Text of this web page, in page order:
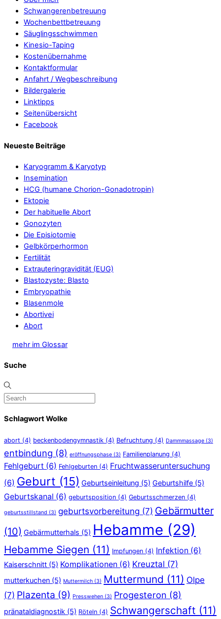
Schwangerenbetreuung
Wochenbettbetreuung
Säuglingsschwimmen
Kinesio-Taping
Kostenübernahme
Kontaktformular
Anfahrt / Wegbeschreibung
Bildergalerie
Linktipps
Seitenübersicht
Facebook
Neueste Beiträge
Karyogramm & Karyotyp
Insemination
HCG (humane Chorion-Gonadotropin)
Ektopie
Der habituelle Abort
Gonozyten
Die Episiotomie
Gelbkörperhormon
Fertilität
Extrauteringravidität (EUG)
Blastozyste: Blasto
Embryopathie
Blasenmole
Abortivei
Abort
mehr im Glossar
Suche
Schlagwort Wolke
abort (4) beckenbodengymnastik (4) Befruchtung (4) Dammmassage (3)
entbindung (8) eröffnungsphase (3) Familienplanung (4)
Fehlgeburt (6) Fehlgeburten (4) Fruchtwasseruntersuchung
(6) Geburt (15) Geburtseinleitung (5) Geburtshilfe (5)
Geburtskanal (6) geburtsposition (4) Geburtsschmerzen (4)
geburtsstillstand (3) geburtsvorbereitung (7) Gebärmutter
(10) Gebärmutterhals (5) Hebamme (29)
Hebamme Siegen (11) Impfungen (4) Infektion (6)
Kaiserschnitt (5) Komplikationen (6) Kreuztal (7)
mutterkuchen (5) Muttermilch (3) Muttermund (11) Olpe
(7) Plazenta (9) Presswehen (3) Progesteron (8)
pränataldiagnostik (5) Röteln (4) Schwangerschaft (11)